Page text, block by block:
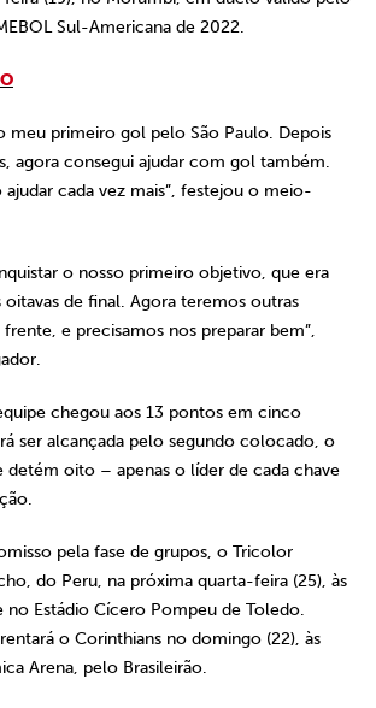
Sul-Americana de 2022.
meu primeiro gol pelo São Paulo. Depois
agora consegui ajudar com gol também.
cada vez mais”, festejou o meio-
o nosso primeiro objetivo, que era
oitavas de final. Agora teremos outras
e precisamos nos preparar bem”,
chegou aos 13 pontos em cinco
ser alcançada pelo segundo colocado, o
detém oito – apenas o líder de cada chave
pela fase de grupos, o Tricolor
do Peru, na próxima quarta-feira (25), às
no Estádio Cícero Pompeu de Toledo.
o Corinthians no domingo (22), às
Arena, pelo Brasileirão.